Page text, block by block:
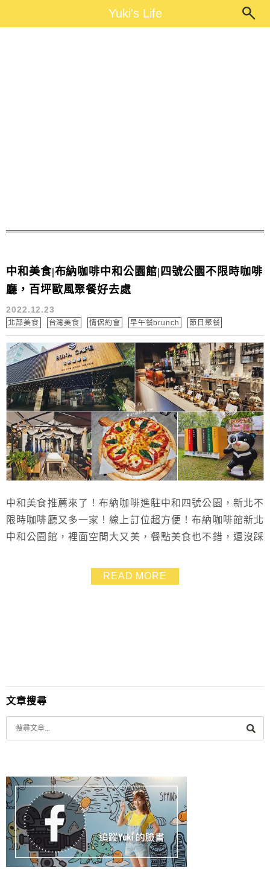
Yuki's LifeYuki's Life
中和美食|布納咖啡中和公園館|四號公園不限時咖啡
廳，百坪歐風聚餐好去處
2022.12.23
北部美食 台灣美食 情侶約會 早午餐brunch 節日聚餐
中和美食推薦來了！布納咖啡進駐中和四號公園，新北不
限時咖啡廳又多一家！線上訂位超方便！布納咖啡館新北
中和公園館，裡面空間大又美，餐點美食也不錯，還沒踩
READ MORE
文章搜尋